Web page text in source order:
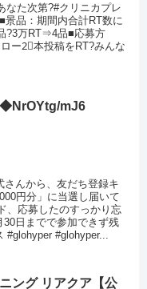
た次第?#クリニカプレ
品：期間内合計RT数に
?3万RT⇒4品■応募方
ー2⃣本投稿をRT?みんな
mJ6
んから、友だち登録キ
円分」に当選し届いて
、応募したのすっかり忘
日までで参加できず残
#glohyper...
ング リアクア【公